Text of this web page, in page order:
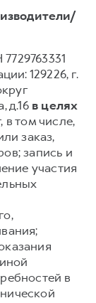
129226, г.
д.16 в целях
в том числе,
заказ,
запись и
участия
в